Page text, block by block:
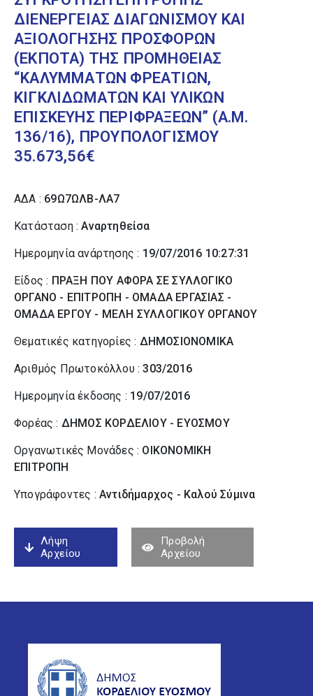
ΔΙΕΝΕΡΓΕΙΑΣ ΔΙΑΓΩΝΙΣΜΟΥ ΚΑΙ
ΑΞΙΟΛΟΓΗΣΗΣ ΠΡΟΣΦΟΡΩΝ
(ΕΚΠΟΤΑ) ΤΗΣ ΠΡΟΜΗΘΕΙΑΣ
“ΚΑΛΥΜΜΑΤΩΝ ΦΡΕΑΤΙΩΝ,
ΚΙΓΚΛΙΔΩΜΑΤΩΝ ΚΑΙ ΥΛΙΚΩΝ
ΕΠΙΣΚΕΥΗΣ ΠΕΡΙΦΡΑΞΕΩΝ” (Α.Μ.
136/16), ΠΡΟΥΠΟΛΟΓΙΣΜΟΥ
35.673,56€
ΑΔΑ : 69Ω7ΩΛΒ-ΛΑ7
Κατάσταση :Αναρτηθείσα
Ημερομηνία ανάρτησης : 19/07/2016 10:27:31
Είδος : ΠΡΑΞΗ ΠΟΥ ΑΦΟΡΑ ΣΕ ΣΥΛΛΟΓΙΚΟ
ΟΡΓΑΝΟ - ΕΠΙΤΡΟΠΗ - ΟΜΑΔΑ ΕΡΓΑΣΙΑΣ -
ΟΜΑΔΑ ΕΡΓΟΥ - ΜΕΛΗ ΣΥΛΛΟΓΙΚΟΥ ΟΡΓΑΝΟΥ
Θεματικές κατηγορίες : ΔΗΜΟΣΙΟΝΟΜΙΚΑ
Αριθμός Πρωτοκόλλου :303/2016
Ημερομηνία έκδοσης : 19/07/2016
Φορέας : ΔΗΜΟΣ ΚΟΡΔΕΛΙΟΥ - ΕΥΟΣΜΟΥ
Οργανωτικές Μονάδες : ΟΙΚΟΝΟΜΙΚΗ
ΕΠΙΤΡΟΠΗ
Υπογράφοντες : Αντιδήμαρχος - Καλού Σύµινα
Λήψη
Αρχείου
Προβολή
Αρχείου